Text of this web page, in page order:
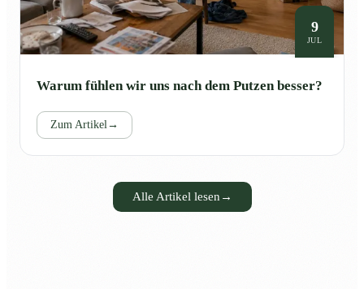
9
JUL
Warum fühlen wir uns nach dem Putzen besser?
Zum Artikel→
Alle Artikel lesen →